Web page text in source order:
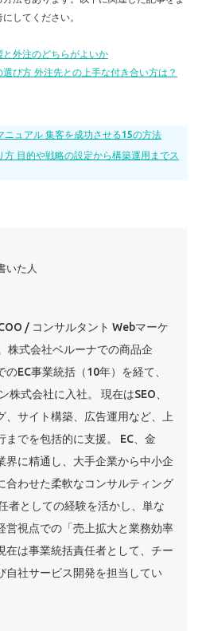
してください。
外注のどちらがよいか
び方 外注先との上手な付き合い方は？
ニュアル 集客を成功させる15の方法
方 目的や戦略の設定から構築運用までス
いた人
/ コンサルタント Webマーケ
株式会社ベルーナでの商品企
EC事業統括（10年）を経て、
株式会社に入社。 現在はSEO、
、サイト構築、広告運用など、上
でを包括的に支援。 EC、金
界に精通し、大手企業から中小企
合わせた柔軟なコンサルティング
者としての経験を活かし、単な
営視点での「売上拡大と業務効率
在は事業統括責任者として、チー
自社サービス開発を担当してい